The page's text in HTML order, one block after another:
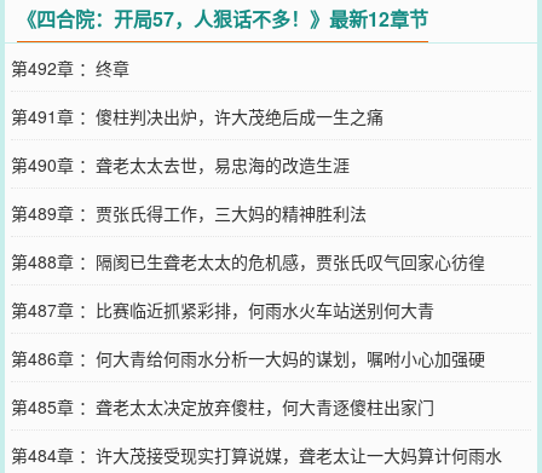
月……\n赵向阳惊奇的发现，这个世界不仅有四合院里的那群禽兽，
还有燕小六、老邢、赵刚、李云龙、何幸福、小庄、何晨光、许三
多、谢广坤、马大帅、范德彪……
您要是觉得《四合院：开局57，人狠话不多！
记向您QQ群和微博微信里的朋友推荐哦！
《四合院：开局57，人狠话不多！》最新12章节
第492章 ：终章
第491章 ：傻柱判决出炉，许大茂绝后成一生之痛
第490章 ：聋老太太去世，易忠海的改造生涯
第489章 ：贾张氏得工作，三大妈的精神胜利法
第488章 ：隔阂已生聋老太太的危机感，贾张氏叹气回家心彷徨
第487章 ：比赛临近抓紧彩排，何雨水火车站送别何大青
第486章 ：何大青给何雨水分析一大妈的谋划，嘱咐小心加强硬
第485章 ：聋老太太决定放弃傻柱，何大青逐傻柱出家门
第484章 ：许大茂接受现实打算说媒，聋老太让一大妈算计何雨水